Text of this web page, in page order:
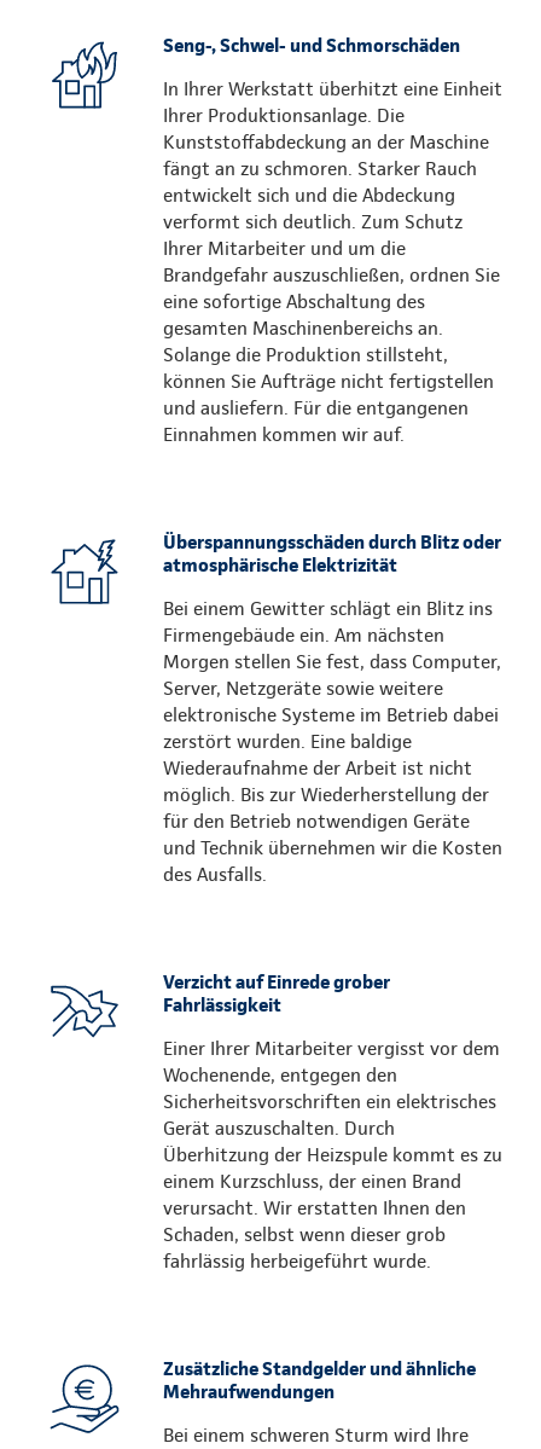
Seng-, Schwel- und Schmorschäden
In Ihrer Werkstatt überhitzt eine Einheit
Ihrer Produktionsanlage. Die
Kunststoffabdeckung an der Maschine
fängt an zu schmoren. Starker Rauch
entwickelt sich und die Abdeckung
verformt sich deutlich. Zum Schutz
Ihrer Mitarbeiter und um die
Brandgefahr auszuschließen, ordnen Sie
eine sofortige Abschaltung des
gesamten Maschinenbereichs an.
Solange die Produktion stillsteht,
können Sie Aufträge nicht fertigstellen
und ausliefern. Für die entgangenen
Einnahmen kommen wir auf.
Überspannungsschäden durch Blitz oder
atmosphärische Elektrizität
Bei einem Gewitter schlägt ein Blitz ins
Firmengebäude ein. Am nächsten
Morgen stellen Sie fest, dass Computer,
Server, Netzgeräte sowie weitere
elektronische Systeme im Betrieb dabei
zerstört wurden. Eine baldige
Wiederaufnahme der Arbeit ist nicht
möglich. Bis zur Wiederherstellung der
für den Betrieb notwendigen Geräte
und Technik übernehmen wir die Kosten
des Ausfalls.
Verzicht auf Einrede grober
Fahrlässigkeit
Einer Ihrer Mitarbeiter vergisst vor dem
Wochenende, entgegen den
Sicherheitsvorschriften ein elektrisches
Gerät auszuschalten. Durch
Überhitzung der Heizspule kommt es zu
einem Kurzschluss, der einen Brand
verursacht. Wir erstatten Ihnen den
Schaden, selbst wenn dieser grob
fahrlässig herbeigeführt wurde.
Zusätzliche Standgelder und ähnliche
Mehraufwendungen
Bei einem schweren Sturm wird Ihre